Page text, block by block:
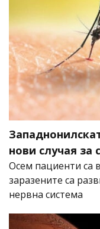
нови случая
Осем пациенти са
заразените са
нервна система